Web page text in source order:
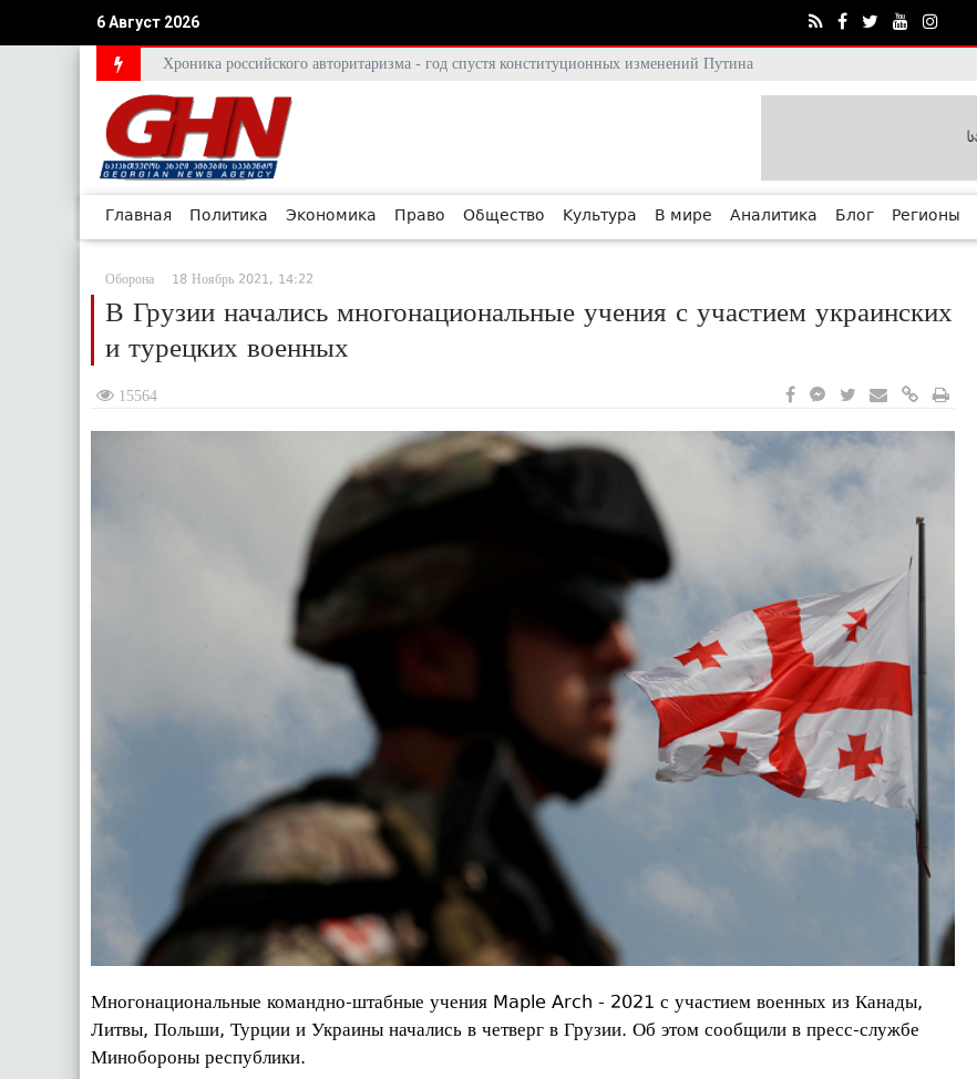
6 Август 2026
Хроника российского авторитаризма - год спустя конституционных изменений Путина
Главная Политика Экономика Право Общество Культура В мире Аналитика Блог Регионы
Оборона 18 Ноябрь 2021, 14:22
В Грузии начались многонациональные учения с участием украинских
и турецких военных
15564
Многонациональные командно-штабные учения Maple Arch - 2021 с участием военных из Канады,
Литвы, Польши, Турции и Украины начались в четверг в Грузии. Об этом сообщили в пресс-службе
Минобороны республики.